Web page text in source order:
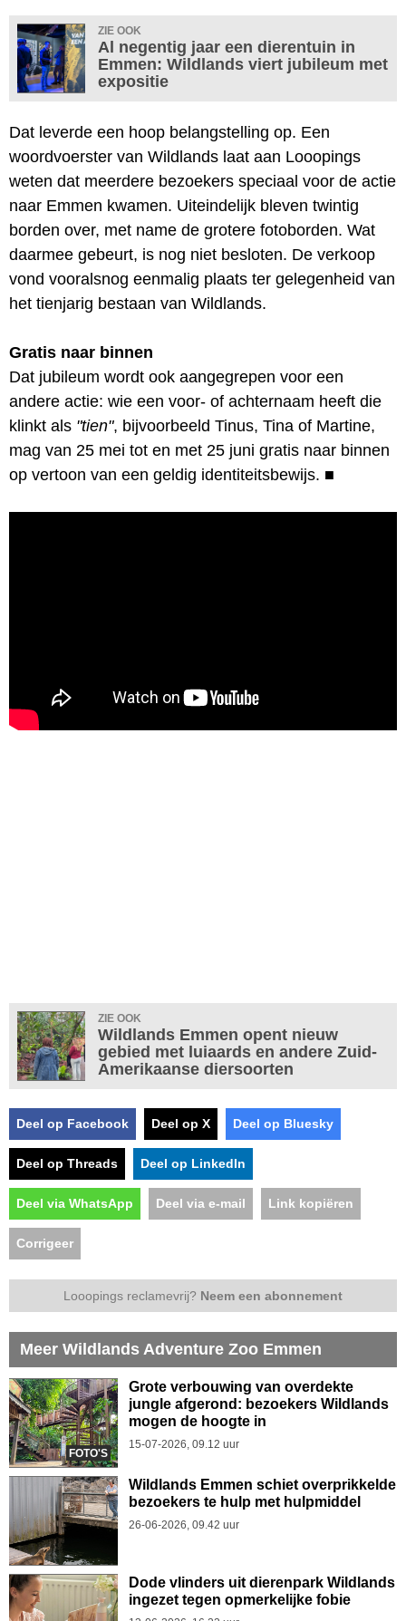
ZIE OOK
Al negentig jaar een dierentuin in
Emmen: Wildlands viert jubileum met
expositie
Dat leverde een hoop belangstelling op. Een
woordvoerster van Wildlands laat aan Looopings
weten dat meerdere bezoekers speciaal voor de actie
naar Emmen kwamen. Uiteindelijk bleven twintig
borden over, met name de grotere fotoborden. Wat
daarmee gebeurt, is nog niet besloten. De verkoop
vond vooralsnog eenmalig plaats ter gelegenheid van
het tienjarig bestaan van Wildlands.
Gratis naar binnen
Dat jubileum wordt ook aangegrepen voor een
andere actie: wie een voor- of achternaam heeft die
klinkt als "tien", bijvoorbeeld Tinus, Tina of Martine,
mag van 25 mei tot en met 25 juni gratis naar binnen
op vertoon van een geldig identiteitsbewijs. ■
ZIE OOK
Wildlands Emmen opent nieuw
gebied met luiaards en andere Zuid-
Amerikaanse diersoorten
Deel op Facebook Deel op X Deel op Bluesky
Deel op Threads Deel op LinkedIn
Deel via WhatsApp Deel via e-mail Link kopiëren
Corrigeer
Looopings reclamevrij? Neem een abonnement
Meer Wildlands Adventure Zoo Emmen
FOTO'S
Grote verbouwing van overdekte
jungle afgerond: bezoekers Wildlands
mogen de hoogte in
15-07-2026, 09.12 uur
Wildlands Emmen schiet overprikkelde
bezoekers te hulp met hulpmiddel
26-06-2026, 09.42 uur
Dode vlinders uit dierenpark Wildlands
ingezet tegen opmerkelijke fobie